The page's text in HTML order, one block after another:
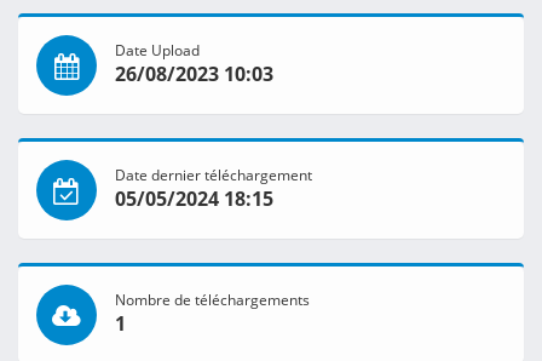
Date Upload
26/08/2023 10:03
Date dernier téléchargement
05/05/2024 18:15
Nombre de téléchargements
1